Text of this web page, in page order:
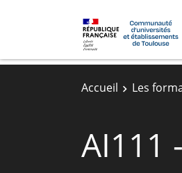
Accueil Les
AI111